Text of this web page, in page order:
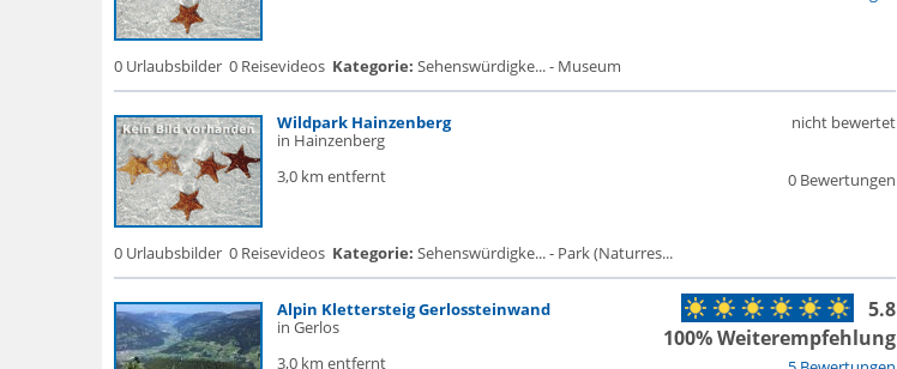
0 Urlaubsbilder 0 Reisevideos Kategorie: Sehenswürdigke... - Museum
Wildpark Hainzenberg
in Hainzenberg
3,0 km entfernt
0 Bewertungen
nicht bewertet
0 Urlaubsbilder 0 Reisevideos Kategorie: Sehenswürdigke... - Park (Naturres...
Alpin Klettersteig Gerlossteinwand
in Gerlos
3,0 km entfernt
5.8
100% Weiterempfehlung